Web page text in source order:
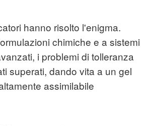
hanno risolto l'enigma.
chimiche e a sistemi
i problemi di tolleranza
superati, dando vita a un gel
assimilabile